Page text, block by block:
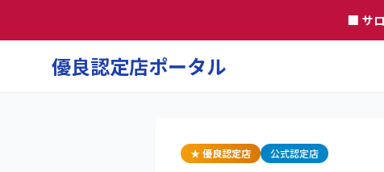
🏢 サ
優良認定店ポータル
★ 優良認定店 公式認定店